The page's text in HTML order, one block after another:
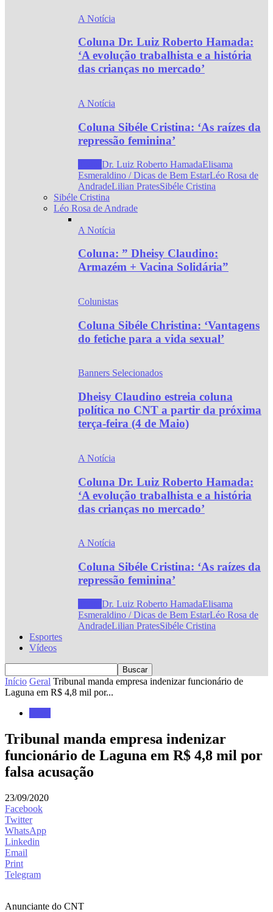
A Notícia
Coluna Dr. Luiz Roberto Hamada:
‘A evolução trabalhista e a história
das crianças no mercado’
A Notícia
Coluna Sibéle Cristina: ‘As raízes da
repressão feminina’
Dr. Luiz Roberto HamadaElisama
Esmeraldino / Dicas de Bem EstarLéo Rosa de
AndradeLilian PratesSibéle Cristina
Sibéle Cristina
Léo Rosa de Andrade
A Notícia
Coluna: ” Dheisy Claudino:
Armazém + Vacina Solidária”
Colunistas
Coluna Sibéle Christina: ‘Vantagens
do fetiche para a vida sexual’
Banners Selecionados
Dheisy Claudino estreia coluna
política no CNT a partir da próxima
terça-feira (4 de Maio)
A Notícia
Coluna Dr. Luiz Roberto Hamada:
‘A evolução trabalhista e a história
das crianças no mercado’
A Notícia
Coluna Sibéle Cristina: ‘As raízes da
repressão feminina’
Dr. Luiz Roberto HamadaElisama
Esmeraldino / Dicas de Bem EstarLéo Rosa de
AndradeLilian PratesSibéle Cristina
Esportes
Vídeos
Início Geral Tribunal manda empresa indenizar funcionário de
Laguna em R$ 4,8 mil por...
Tribunal manda empresa indenizar
funcionário de Laguna em R$ 4,8 mil por
falsa acusação
23/09/2020
Facebook
Twitter
WhatsApp
Linkedin
Email
Print
Telegram
Anunciante do CNT